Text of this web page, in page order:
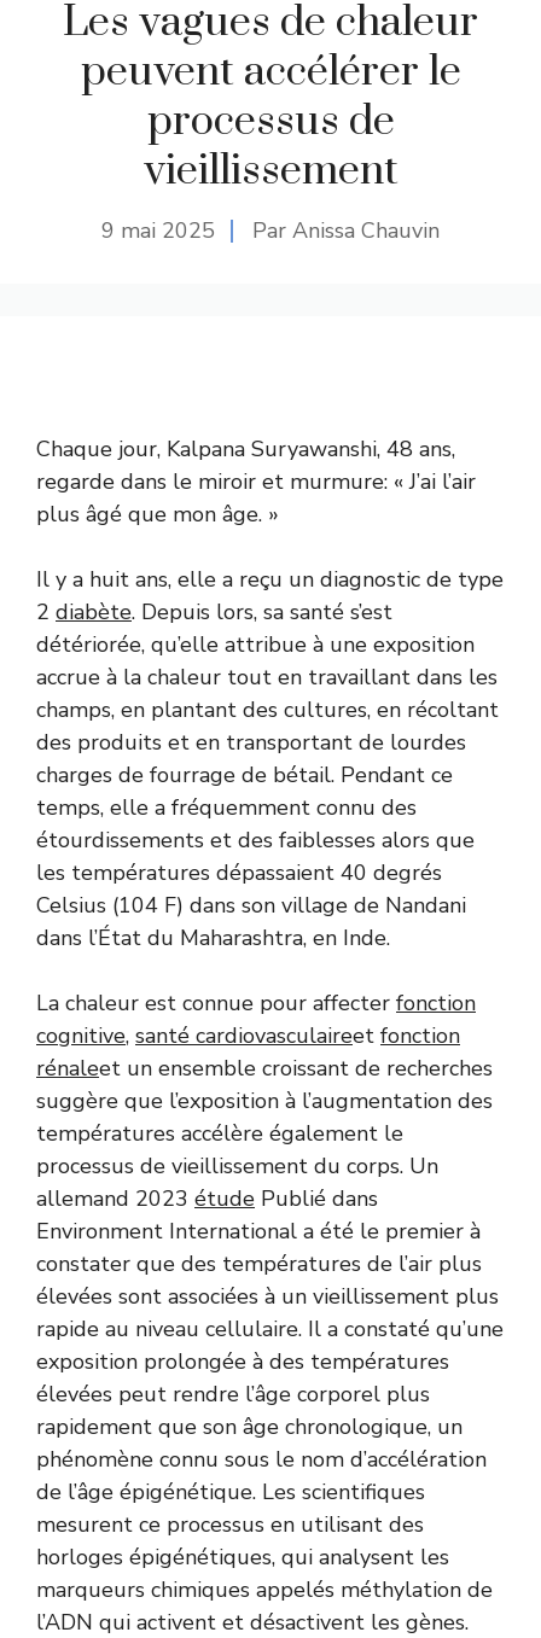
Les vagues de chaleur
peuvent accélérer le
processus de
vieillissement
9 mai 2025 Par Anissa Chauvin
Chaque jour, Kalpana Suryawanshi, 48 ans,
regarde dans le miroir et murmure: « J’ai l’air
plus âgé que mon âge. »
Il y a huit ans, elle a reçu un diagnostic de type
2 diabète. Depuis lors, sa santé s’est
détériorée, qu’elle attribue à une exposition
accrue à la chaleur tout en travaillant dans les
champs, en plantant des cultures, en récoltant
des produits et en transportant de lourdes
charges de fourrage de bétail. Pendant ce
temps, elle a fréquemment connu des
étourdissements et des faiblesses alors que
les températures dépassaient 40 degrés
Celsius (104 F) dans son village de Nandani
dans l’État du Maharashtra, en Inde.
La chaleur est connue pour affecter fonction
cognitive, santé cardiovasculaireet fonction
rénaleet un ensemble croissant de recherches
suggère que l’exposition à l’augmentation des
températures accélère également le
processus de vieillissement du corps. Un
allemand 2023 étude Publié dans
Environment International a été le premier à
constater que des températures de l’air plus
élevées sont associées à un vieillissement plus
rapide au niveau cellulaire. Il a constaté qu’une
exposition prolongée à des températures
élevées peut rendre l’âge corporel plus
rapidement que son âge chronologique, un
phénomène connu sous le nom d’accélération
de l’âge épigénétique. Les scientifiques
mesurent ce processus en utilisant des
horloges épigénétiques, qui analysent les
marqueurs chimiques appelés méthylation de
l’ADN qui activent et désactivent les gènes.